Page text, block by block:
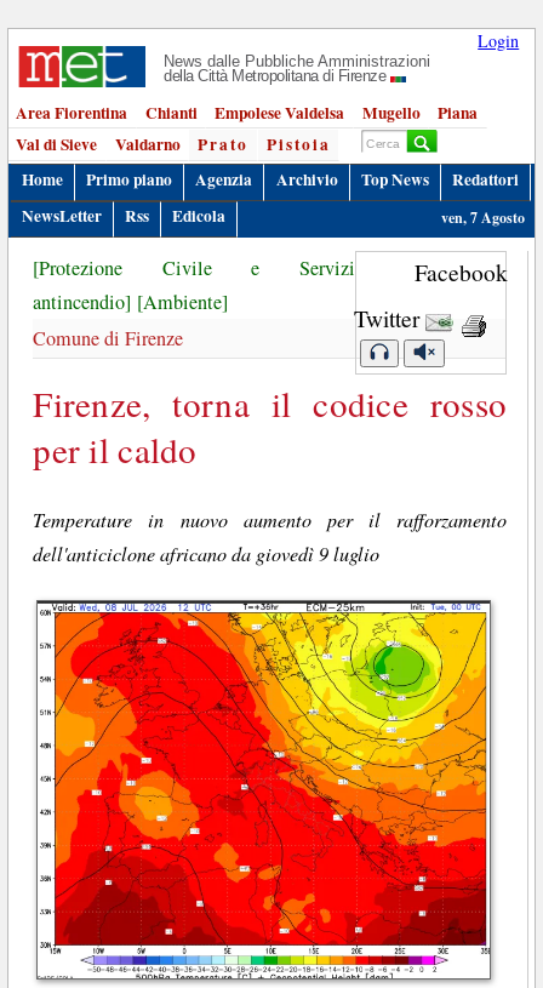
Login
News dalle Pubbliche Amministrazioni
della Città Metropolitana di Firenze
Area Fiorentina Chianti Empolese Valdelsa Mugello
Piana
Val di Sieve
Valdarno Prato
Pistoia
Home
Primo piano Agenzia Archivio Top News
Redattori
NewsLetter
Rss Edicola ven, 7 Agosto
Facebook
Twitter
[Protezione Civile e Servizi
antincendio] [Ambiente]
Comune di Firenze
Firenze, torna il codice rosso
per il caldo
Temperature in nuovo aumento per il rafforzamento
dell'anticiclone africano da giovedì 9 luglio